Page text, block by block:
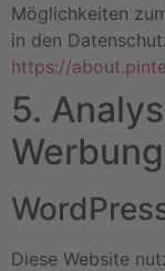
Möglichkeiten
in den
https://
5.
Werbung
Diese Website